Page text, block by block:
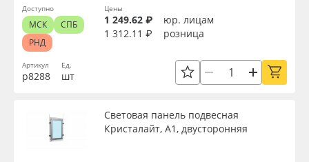
Доставка
Оплата
Инструкции
Листовые материалы
Чернила
Мобильные конструкции и POS-материалы
Развернуть (2)
Артикул
р8288
Ед.
шт
Цены
1 249.62 ₽
юр. лицам
1 312.11 ₽
розница
Доступно
МСК
СПБ
РНД
Световая панель подвесная
Кристалайт, А1, двусторонняя